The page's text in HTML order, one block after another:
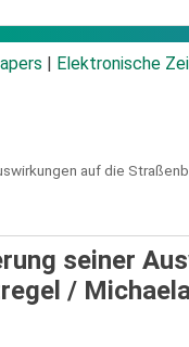
Elektronische
auf die
seiner
/